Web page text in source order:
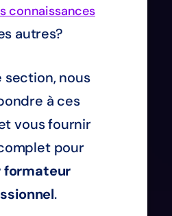
connaissances
autres?
section, nous
à ces
vous fournir
pour
formateur
.